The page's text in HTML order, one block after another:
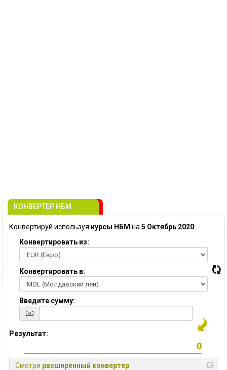
КОНВЕРТЕР НБМ
Конвертируй используя курсы НБМ на 5 Октябрь 2020:
Конвертировать из:
Конвертировать в:
Введите сумму:
Результат:
Смотри расширенный конвертер